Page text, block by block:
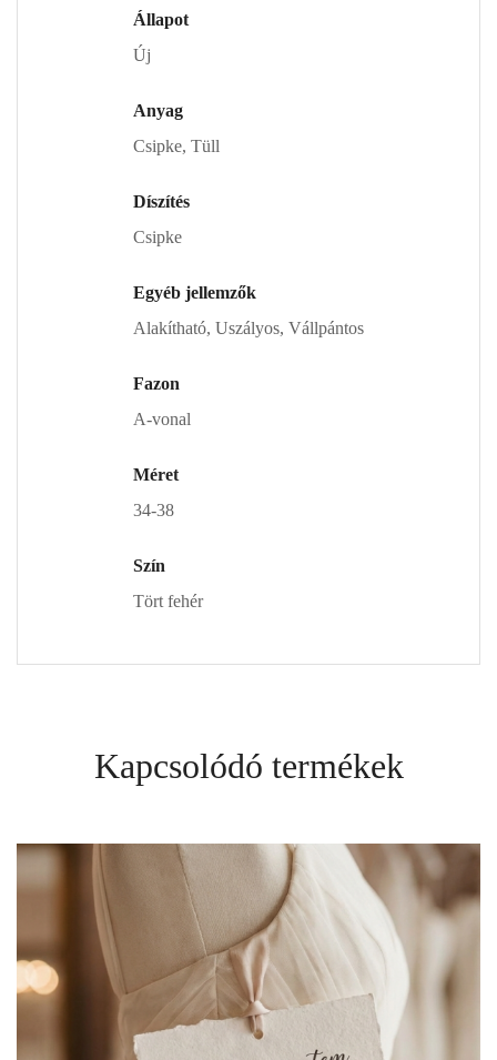
Állapot
Új
Anyag
Csipke, Tüll
Díszítés
Csipke
Egyéb jellemzők
Alakítható, Uszályos, Vállpántos
Fazon
A-vonal
Méret
34-38
Szín
Tört fehér
Kapcsolódó termékek